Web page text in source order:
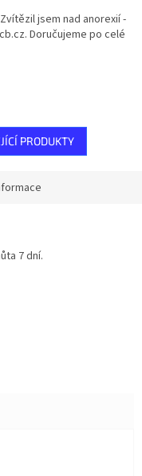
jsem nad anorexií -
Doručujeme po celé
PRODUKTY
7 dní.